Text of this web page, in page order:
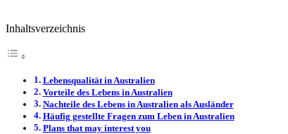
Inhaltsverzeichnis
Lebensqualität in Australien
Vorteile des Lebens in Australien
Nachteile des Lebens in Australien als Ausländer
Häufig gestellte Fragen zum Leben in Australien
Plans that may interest you